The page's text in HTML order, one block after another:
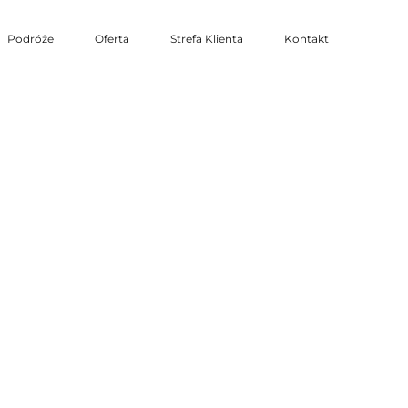
Podróże Oferta Strefa Klienta Kontakt